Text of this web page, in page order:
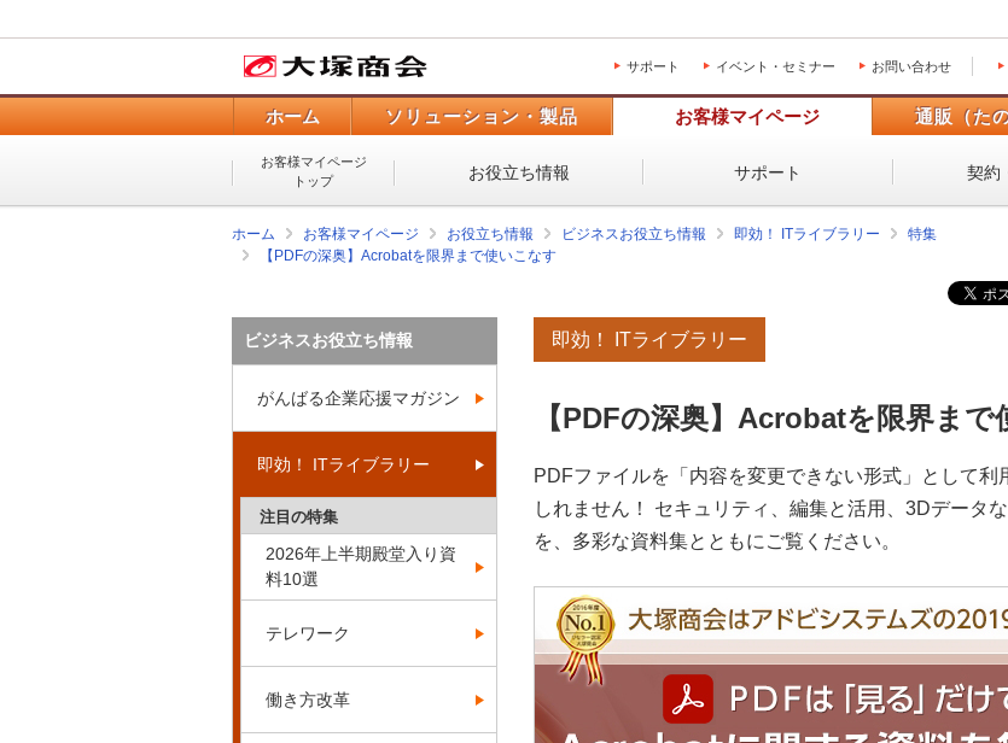
サポート イベント・セミナー お問い合わせ
ホーム ソリューション・製品 お客様マイページ 通販（た
お客様マイページ
トップ
お役立ち情報 サポート 契約
ホーム お客様マイページ お役立ち情報 ビジネスお役立ち情報 即効！ ITライブラリー
特集
【PDFの深奥】Acrobatを限界まで使いこなす
即効！ ITライブラリー
【PDFの深奥】Acrobatを限界まで
PDFファイルを「内容を変更できない形式」として
しれません！ セキュリティ、編集と活用、3Dデータ
を、多彩な資料集とともにご覧ください。
ビジネスお役立ち情報
がんばる企業応援マガジン
即効！ ITライブラリー
注目の特集
2026年上半期殿堂入り資
料10選
テレワーク
働き方改革